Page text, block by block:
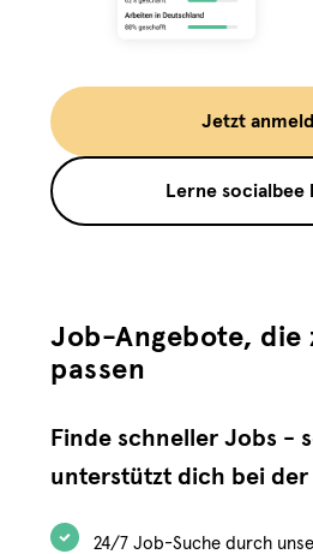
Jetzt
Lerne socialbee
Job-Angebote, die
passen
Finde schneller Jobs -
unterstützt dich bei der
24/7 Job-Suche durch